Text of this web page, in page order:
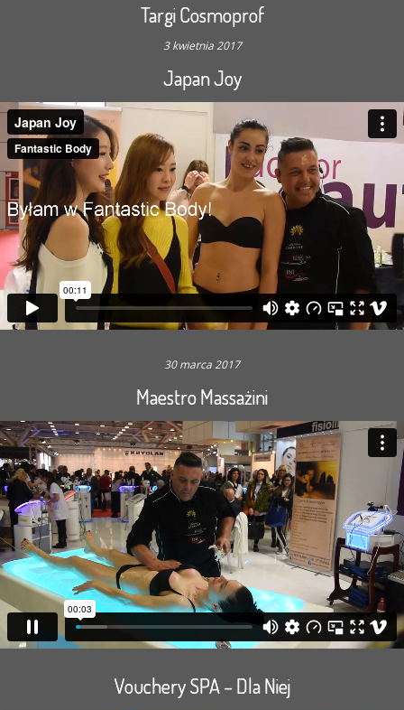
Targi Cosmoprof
3 kwietnia 2017
Japan Joy
30 marca 2017
Maestro Massażini
Vouchery SPA – Dla Niej